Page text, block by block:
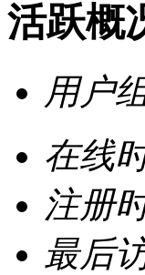
活跃概
用户
在线
注册
最后